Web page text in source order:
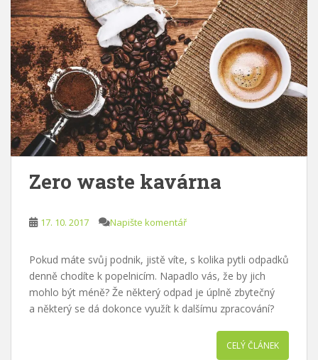
Zero waste kavárna
17. 10. 2017 Napište komentář
Pokud máte svůj podnik, jistě víte, s kolika pytli odpadků
denně chodíte k popelnicím. Napadlo vás, že by jich
mohlo být méně? Že některý odpad je úplně zbytečný
a některý se dá dokonce využít k dalšímu zpracování?
CELÝ ČLÁNEK